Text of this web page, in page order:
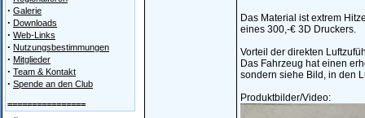
· Galerie
· Downloads
· Web-Links
· Nutzungsbestimmungen
· Mitglieder
· Team & Kontakt
· Spende an den Club
================
Das Material ist extrem
eines 300,-€ 3D Druckers.
Vorteil der direkten
Das Fahrzeug hat einen
sondern siehe Bild, in den
Produktbilder/Video: